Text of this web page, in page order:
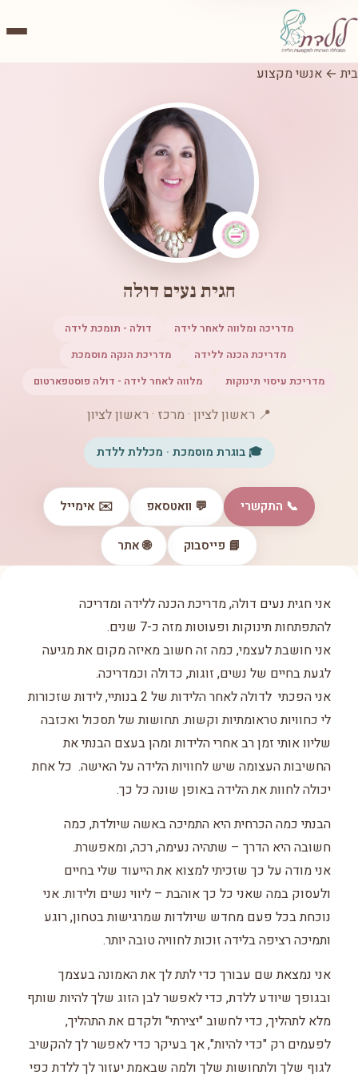
בית ← אנשי מקצוע
חגית נעים דולה
מדריכה ומלווה לאחר לידה
דולה - תומכת לידה
מדריכת הכנה ללידה
מדריכת הנקה מוסמכת
מדריכת עיסוי תינוקות
מלווה לאחר לידה - דולה פוסטפארטום
📍 ראשון לציון · מרכז · ראשון לציון
🎓 בוגרת מוסמכת · מכללת ללדת
📞 התקשרי 💬 וואטסאפ ✉️ אימייל
📘 פייסבוק 🌐 אתר
אני חגית נעים דולה, מדריכת הכנה ללידה ומדריכה
להתפתחות תינוקות ופעוטות מזה כ-7 שנים.
אני חושבת לעצמי, כמה זה חשוב מאיזה מקום את מגיעה
לגעת בחיים של נשים, זוגות, כדולה וכמדריכה.
אני הפכתי לדולה לאחר הלידות של 2 בנותיי, לידות שזכורות
לי כחוויות טראומתיות וקשות. תחושות של תסכול ואכזבה
שליוו אותי זמן רב אחרי הלידות ומהן בעצם הבנתי את
החשיבות העצומה שיש לחוויות הלידה על האישה. כל אחת
יכולה לחוות את הלידה באופן שונה כל כך.
הבנתי כמה הכרחית היא התמיכה באשה שיולדת, כמה
חשובה היא הדרך – שתהיה נעימה, רכה, ומאפשרת.
אני מודה על כך שזכיתי למצוא את הייעוד שלי בחיים
ולעסוק במה שאני כל כך אוהבת – ליווי נשים ולידות. אני
נוכחת בכל פעם מחדש שיולדות שמרגישות בטחון, רוגע
ותמיכה רציפה בלידה זוכות לחוויה טובה יותר.
אני נמצאת שם עבורך כדי לתת לך את האמונה בעצמך
ובגופך שיודע ללדת, כדי לאפשר לבן הזוג שלך להיות שותף
מלא לתהליך, כדי לחשוב "יצירתי" ולקדם את התהליך,
לפעמים רק "כדי להיות", אך בעיקר כדי לאפשר לך להקשיב
לגוף שלך ולתחושות שלך ולמה שבאמת יעזור לך ללדת כפי